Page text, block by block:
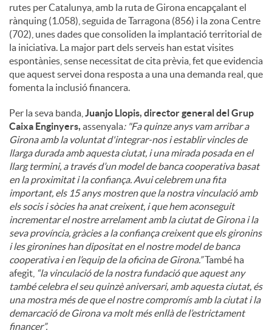
rutes per Catalunya, amb la ruta de Girona encapçalant el
rànquing (1.058), seguida de Tarragona (856) i la zona Centre
(702), unes dades que consoliden la implantació territorial de
la iniciativa. La major part dels serveis han estat visites
espontànies, sense necessitat de cita prèvia, fet que evidencia
que aquest servei dona resposta a una una demanda real, que
fomenta la inclusió financera.
Per la seva banda, Juanjo Llopis, director general del Grup
Caixa Enginyers, assenyala: "Fa quinze anys vam arribar a
Girona amb la voluntat d'integrar-nos i establir vincles de
llarga durada amb aquesta ciutat, i una mirada posada en el
llarg termini, a través d’un model de banca cooperativa basat
en la proximitat i la confiança. Avui celebrem una fita
important, els 15 anys mostren que la nostra vinculació amb
els socis i sòcies ha anat creixent, i que hem aconseguit
incrementar el nostre arrelament amb la ciutat de Girona i la
seva província, gràcies a la confiança creixent que els gironins
i les gironines han dipositat en el nostre model de banca
cooperativa i en l’equip de la oficina de Girona.”També ha
afegit, “la vinculació de la nostra fundació que aquest any
també celebra el seu quinzè aniversari, amb aquesta ciutat, és
una mostra més de que el nostre compromís amb la ciutat i la
demarcació de Girona va molt més enllà de l’estrictament
financer”.